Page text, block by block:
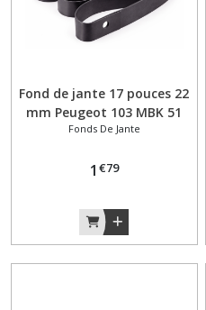
Fond de jante 17 pouces 22
mm Peugeot 103 MBK 51
Ciao Mobylette
Fonds De Jante
1 €79